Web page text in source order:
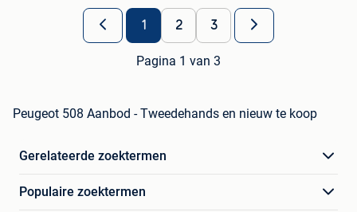
1 2 3
Pagina 1 van 3
Peugeot 508 Aanbod - Tweedehands en nieuw te koop
Gerelateerde zoektermen
Populaire zoektermen